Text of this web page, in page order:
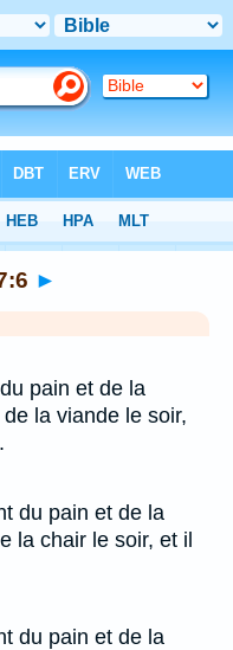
►
pain et de la
la viande le soir,
du pain et de la
la chair le soir, et il
du pain et de la